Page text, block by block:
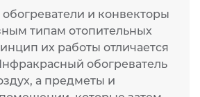
и конвекторы
типам отопительных
их работы отличается
обогреватель
а предметы и